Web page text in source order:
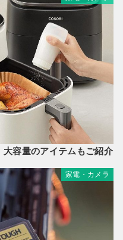
大容量のアイテムもご紹介
家電・カメラ